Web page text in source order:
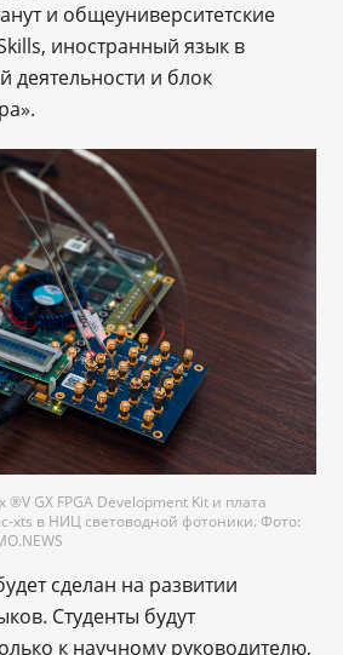
и общеуниверситетские
иностранный язык в
деятельности и блок
GX FPGA Development Kit и плата
xts в НИЦ световодной фотоники. Фото:
сделан на развитии
Студенты будут
к научному руководителю,